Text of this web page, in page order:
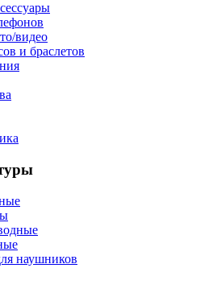
видео
и браслетов
наушников